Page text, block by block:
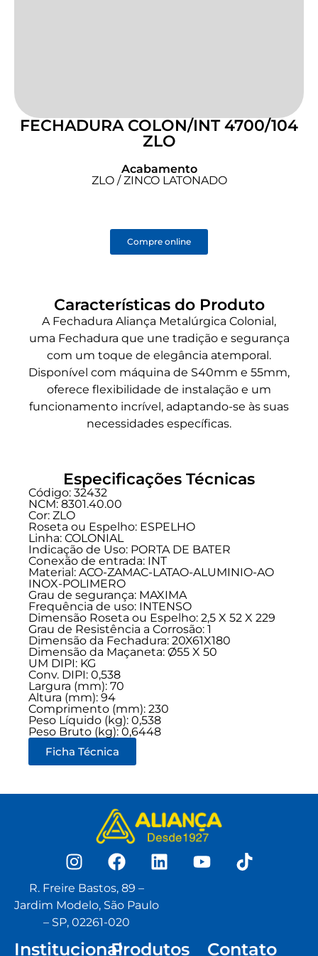
FECHADURA COLON/INT 4700/104
ZLO
Acabamento
ZLO / ZINCO LATONADO
Compre online
Características do Produto
A Fechadura Aliança Metalúrgica Colonial,
uma Fechadura que une tradição e segurança
com um toque de elegância atemporal.
Disponível com máquina de S40mm e 55mm,
oferece flexibilidade de instalação e um
funcionamento incrível, adaptando-se às suas
necessidades específicas.
Especificações Técnicas
Código: 32432
NCM: 8301.40.00
Cor: ZLO
Roseta ou Espelho: ESPELHO
Linha: COLONIAL
Indicação de Uso: PORTA DE BATER
Conexão de entrada: INT
Material: ACO-ZAMAC-LATAO-ALUMINIO-AO
INOX-POLIMERO
Grau de segurança: MAXIMA
Frequência de uso: INTENSO
Dimensão Roseta ou Espelho: 2,5 X 52 X 229
Grau de Resistência a Corrosão: 1
Dimensão da Fechadura: 20X61X180
Dimensão da Maçaneta: Ø55 X 50
UM DIPI: KG
Conv. DIPI: 0,538
Largura (mm): 70
Altura (mm): 94
Comprimento (mm): 230
Peso Líquido (kg): 0,538
Peso Bruto (kg): 0,6448
Ficha Técnica
R. Freire Bastos, 89 –
Jardim Modelo, São Paulo
– SP, 02261-020
InstitucionalProdutos Contato